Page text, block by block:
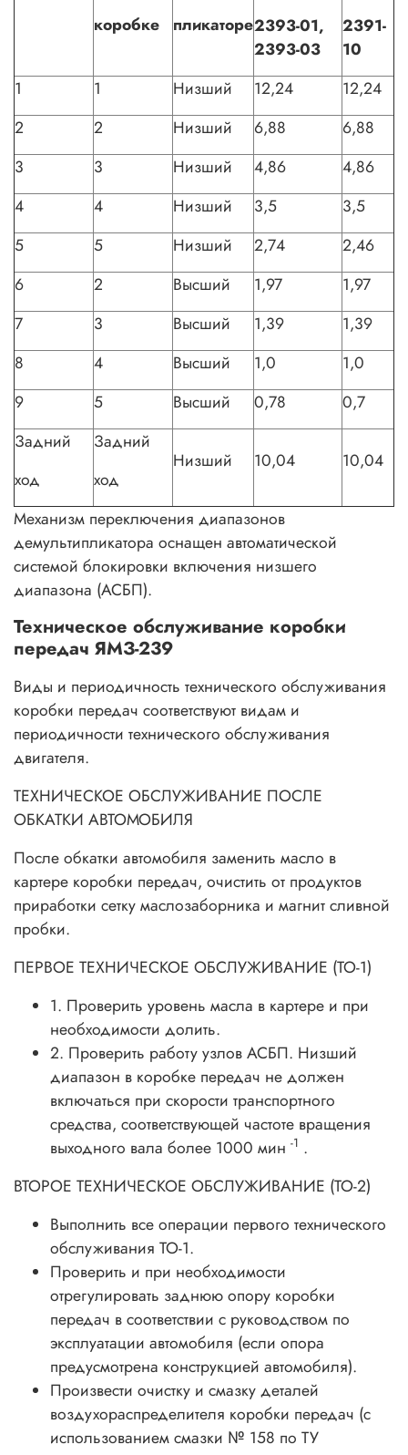
коробке
пликаторе2393-01,
2393-03
2391-
10
1
1 Низший 12,24
12,24
2
2 Низший 6,88
6,88
3
3 Низший 4,86
4,86
4
4 Низший 3,5
3,5
5
5 Низший 2,74
2,46
6
2 Высший 1,97
1,97
7
3 Высший 1,39
1,39
8
4 Высший 1,0
1,0
9
5 Высший 0,78
0,7
Задний
ход
Задний
ход
Низший 10,04 10,04
Механизм переключения диапазонов
демультипликатора оснащен автоматической
системой блокировки включения низшего
диапазона (АСБП).
Техническое обслуживание коробки
передач ЯМЗ-239
Виды и периодичность технического обслуживания
коробки передач соответствуют видам и
периодичности технического обслуживания
двигателя.
ТЕХНИЧЕСКОЕ ОБСЛУЖИВАНИЕ ПОСЛЕ
ОБКАТКИ АВТОМОБИЛЯ
После обкатки автомобиля заменить масло в
картере коробки передач, очистить от продуктов
приработки сетку маслозаборника и магнит сливной
пробки.
ПЕРВОЕ ТЕХНИЧЕСКОЕ ОБСЛУЖИВАНИЕ (ТО-1)
1. Проверить уровень масла в картере и при
необходимости долить.
2. Проверить работу узлов АСБП. Низший
диапазон в коробке передач не должен
включаться при скорости транспортного
средства, соответствующей частоте вращения
выходного вала более 1000 мин -1 .
ВТОРОЕ ТЕХНИЧЕСКОЕ ОБСЛУЖИВАНИЕ (ТО-2)
Выполнить все операции первого технического
обслуживания ТО-1.
Проверить и при необходимости
отрегулировать заднюю опору коробки
передач в соответствии с руководством по
эксплуатации автомобиля (если опора
предусмотрена конструкцией автомобиля).
Произвести очистку и смазку деталей
воздухораспределителя коробки передач (с
использованием смазки № 158 по ТУ